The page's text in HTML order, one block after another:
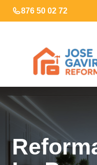
Saltar
al
876 50 02 72